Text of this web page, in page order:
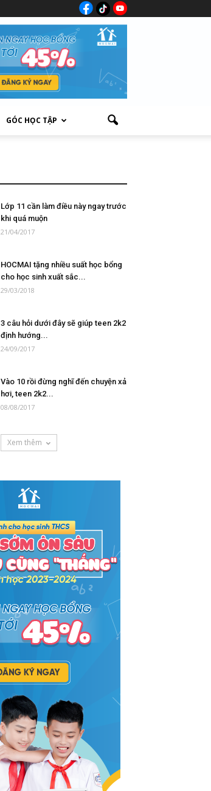
GÓC HỌC TẬP
Lớp 11 cần làm điều này ngay trước
khi quá muộn
21/04/2017
HOCMAI tặng nhiều suất học bổng
cho học sinh xuất sắc...
29/03/2018
3 câu hỏi dưới đây sẽ giúp teen 2k2
định hướng...
24/09/2017
Vào 10 rồi đừng nghĩ đến chuyện xả
hơi, teen 2k2...
08/08/2017
Xem thêm